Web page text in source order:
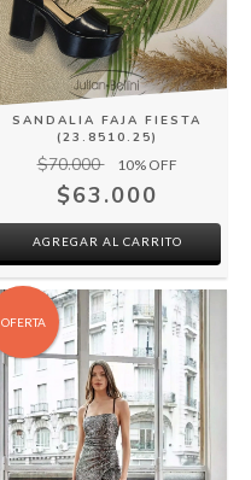
SANDALIA FAJA FIESTA
(23.8510.25)
$70.000 10% OFF
$63.000
AGREGAR AL CARRITO
OFERTA